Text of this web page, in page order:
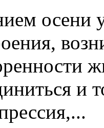
осени
и